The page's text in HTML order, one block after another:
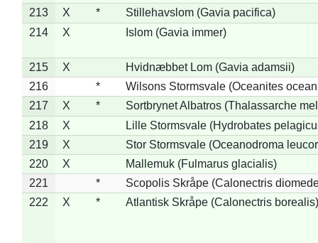
213
X *
Stillehavslom (Gavia pacifica)
214
X Islom (Gavia immer)
215 X
Hvidnæbbet Lom (Gavia adamsii)
216
*
Wilsons Stormsvale (Oceanites
217
X *
Sortbrynet Albatros (Thalassarche
218
X
Lille Stormsvale (Hydrobates
219
X
Stor Stormsvale (Oceanodroma
220
X
Mallemuk (Fulmarus glacialis)
221
*
Scopolis Skråpe (Calonectris
222
X * Atlantisk Skråpe (Calonectris borealis)